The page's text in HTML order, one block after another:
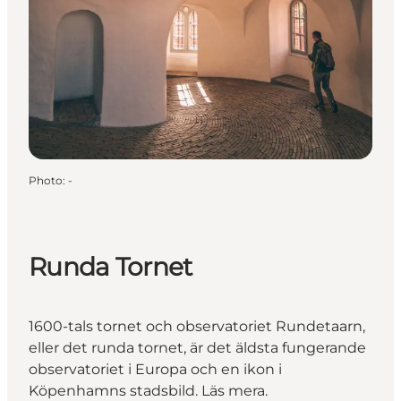
Photo: -
Runda Tornet
1600-tals tornet och observatoriet Rundetaarn,
eller det runda tornet, är det äldsta fungerande
observatoriet i Europa och en ikon i
Köpenhamns stadsbild. Läs mera.